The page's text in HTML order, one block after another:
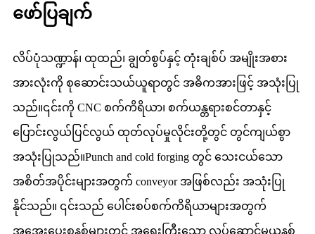
ဖော်ပြချက်
လိပ်ပုံသဏ္ဍာန်၊ ထုထည်၊ ချွတ်စွပ်နှင့် တုံးချစ်ပ် အမျိုးအစား
အားလုံးကို စုဆောင်းသယ်ယူရာတွင် အဓိကအားဖြင့် အသုံးပြု
သည်။၎င်းကို CNC စက်ကိရိယာ၊ စက်ယန္တရားစင်တာနှင့်
ပြောင်းလွယ်ပြင်လွယ် ထုတ်လုပ်မှုလိုင်းတို့တွင် တွင်ကျယ်စွာ
အသုံးပြုသည်။Punch and cold forging တွင် သေးငယ်သော
အစိတ်အပိုင်းများအတွက် conveyor အဖြစ်လည်း အသုံးပြု
နိုင်သည်။ ၎င်းသည် ပေါင်းစပ်စက်ကိရိယာများအတွက်
အအေးပေးစနစ်များတွင် အရေးကြီးသော လုပ်ဆောင်မှုယူနစ်